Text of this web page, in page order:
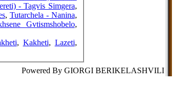
- Tagvis Simgera,
, Tutarchela - Nanina,
Gvtismshobelo,
, Kakheti, Lazeti,
Powered By GIORGI BERIKELASHVILI